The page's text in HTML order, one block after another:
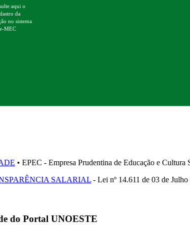
aqui o
da
no sistema
e-MEC
• EPEC - Empresa Prudentina de Educação e
SALARIAL - Lei nº 14.611 de 03 de Julho
do Portal UNOESTE